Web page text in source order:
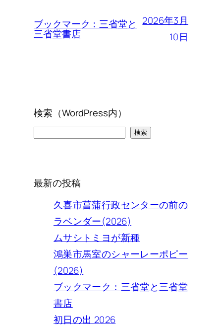
ブックマーク：三省堂と
三省堂書店
2026年3月
10日
検索（WordPress内）
検索
最新の投稿
久喜市菖蒲行政センターの前の
ラベンダー(2026)
ムサシトミヨが新種
鴻巣市馬室のシャーレーポピー
(2026)
ブックマーク：三省堂と三省堂
書店
初日の出 2026